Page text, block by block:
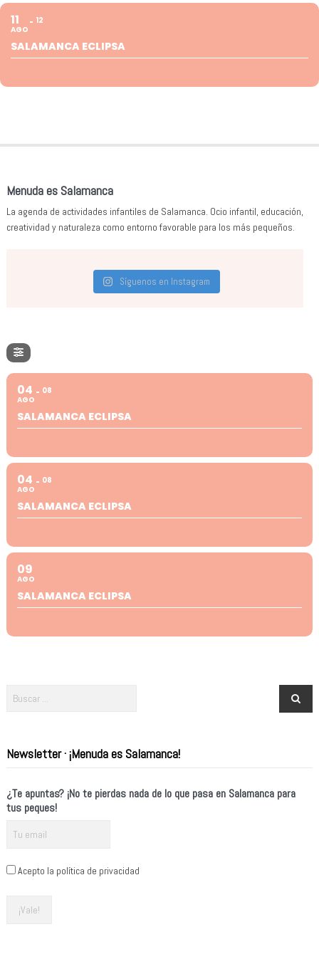
11
AGO
12
SALAMANCA ECLIPSA
Menuda es Salamanca
La agenda de actividades infantiles de Salamanca. Ocio infantil, educación,
creatividad y naturaleza como entorno favorable para los más pequeños.
Síguenos en Instagram
04
AGO
08
SALAMANCA ECLIPSA
04
AGO
08
SALAMANCA ECLIPSA
09
AGO
SALAMANCA ECLIPSA
Newsletter · ¡Menuda es Salamanca!
¿Te apuntas? ¡No te pierdas nada de lo que pasa en Salamanca para
tus peques!
Acepto la política de privacidad